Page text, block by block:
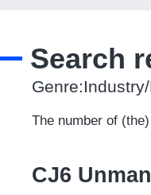
Search
The number of
CJ6